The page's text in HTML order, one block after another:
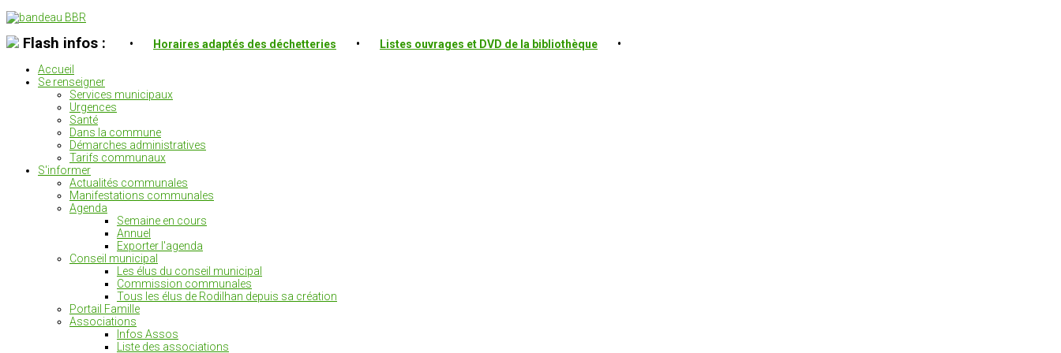
Flash infos : • Horaires adaptés des déchetteries • Listes ouvrages et DVD de la bibliothèque
•
Accueil
Se renseigner
Services municipaux
Urgences
Santé
Dans la commune
Démarches administratives
Tarifs communaux
S'informer
Actualités communales
Manifestations communales
Agenda
Semaine en cours
Annuel
Exporter l'agenda
Conseil municipal
Les élus du conseil municipal
Commission communales
Tous les élus de Rodilhan depuis sa création
Portail Famille
Associations
Infos Assos
Liste des associations